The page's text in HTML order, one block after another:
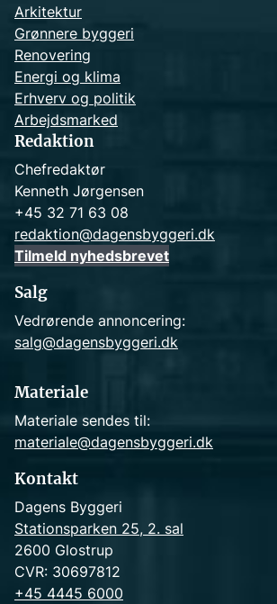
Arkitektur
Grønnere byggeri
Renovering
Energi og klima
Erhverv og politik
Arbejdsmarked
Redaktion
Chefredaktør
Kenneth Jørgensen
+45 32 71 63 08
redaktion@dagensbyggeri.dk
Tilmeld nyhedsbrevet
Salg
Vedrørende annoncering:
salg@dagensbyggeri.dk
Materiale
Materiale sendes til:
materiale@dagensbyggeri.dk
Kontakt
Dagens Byggeri
Stationsparken 25, 2. sal
2600 Glostrup
CVR: 30697812
+45 4445 6000